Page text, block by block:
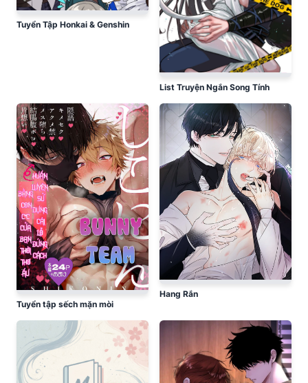
Tuyển Tập Honkai & Genshin
List Truyện Ngắn Song Tính
Tuyển tập sếch mặn mòi
Hang Rắn